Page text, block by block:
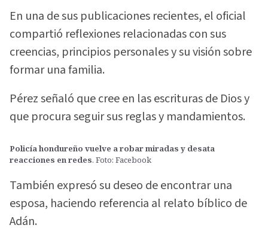
En una de sus publicaciones recientes, el oficial
compartió reflexiones relacionadas con sus
creencias, principios personales y su visión sobre
formar una familia.
Pérez señaló que cree en las escrituras de Dios y
que procura seguir sus reglas y mandamientos.
Policía hondureño vuelve a robar miradas y desata
reacciones en redes. Foto: Facebook
También expresó su deseo de encontrar una
esposa, haciendo referencia al relato bíblico de
Adán.